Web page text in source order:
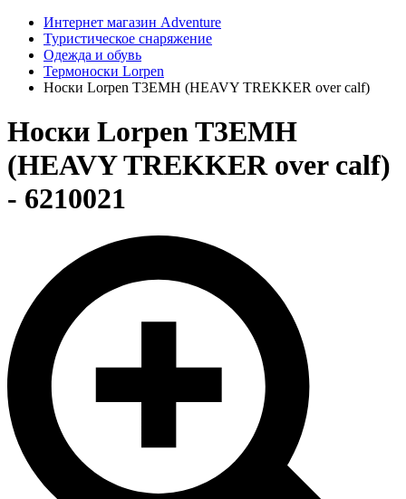
Интернет магазин Adventure
Туристическое снаряжение
Одежда и обувь
Термоноски Lorpen
Носки Lorpen T3EMH (HEAVY TREKKER over calf)
Носки Lorpen T3EMH
(HEAVY TREKKER over calf)
- 6210021